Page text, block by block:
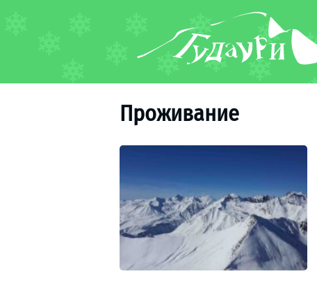
Проживание
Дети в Гудаури
Развлечения